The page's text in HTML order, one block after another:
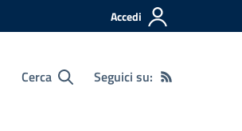
Accedi
Cerca Seguici su: